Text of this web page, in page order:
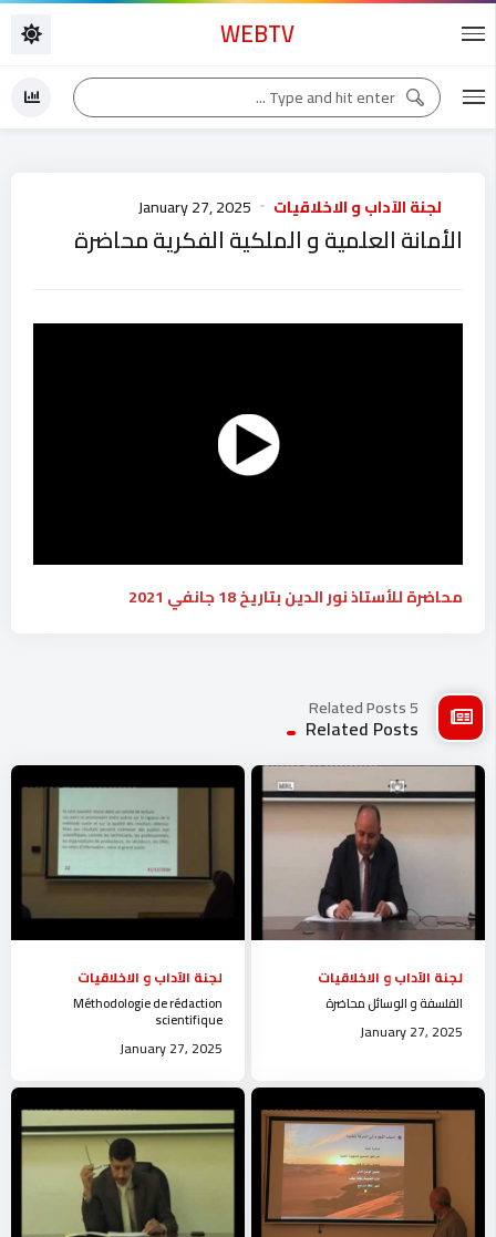
WEBTV
لجنة الآداب و الاخلاقيات January 27, 2025
الأمانة العلمية و الملكية الفكرية محاضرة
محاضرة للأستاذ نور الدين بتاريخ 18 جانفي 2021
5 Related Posts
Related Posts
لجنة الآداب و الاخلاقيات
الفلسفة و الوسائل محاضرة
January 27, 2025
لجنة الآداب و الاخلاقيات
Méthodologie de rédaction
scientifique
January 27, 2025